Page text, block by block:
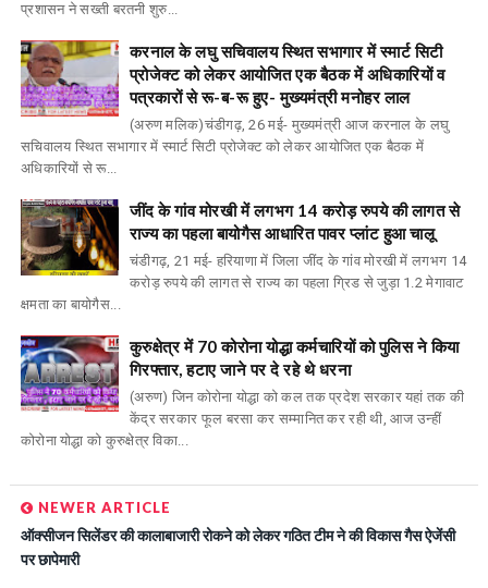
प्रशासन ने सख्ती बरतनी शुरु...
करनाल के लघु सचिवालय स्थित सभागार में स्मार्ट सिटी
प्रोजेक्ट को लेकर आयोजित एक बैठक में अधिकारियों व
पत्रकारों से रू-ब-रू हुए- मुख्यमंत्री मनोहर लाल
(अरुण मलिक)चंडीगढ़, 26 मई- मुख्यमंत्री आज करनाल के लघु
सचिवालय स्थित सभागार में स्मार्ट सिटी प्रोजेक्ट को लेकर आयोजित एक बैठक में
अधिकारियों से रू...
जींद के गांव मोरखी में लगभग 14 करोड़ रुपये की लागत से
राज्य का पहला बायोगैस आधारित पावर प्लांट हुआ चालू
चंडीगढ़, 21 मई- हरियाणा में जिला जींद के गांव मोरखी में लगभग 14
करोड़ रुपये की लागत से राज्य का पहला ग्रिड से जुड़ा 1.2 मेगावाट
क्षमता का बायोगैस...
कुरुक्षेत्र में 70 कोरोना योद्धा कर्मचारियों को पुलिस ने किया
गिरफ्तार, हटाए जाने पर दे रहे थे धरना
(अरुण) जिन कोरोना योद्धा को कल तक प्रदेश सरकार यहां तक की
केंद्र सरकार फूल बरसा कर सम्मानित कर रही थी, आज उन्हीं
कोरोना योद्धा को कुरुक्षेत्र विका...
NEWER ARTICLE
ऑक्सीजन सिलेंडर की कालाबाजारी रोकने को लेकर गठित टीम ने की विकास गैस ऐजेंसी
पर छापेमारी